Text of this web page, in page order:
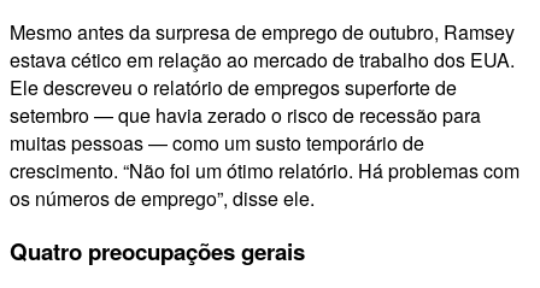
Mesmo antes da surpresa de emprego de outubro, Ramsey
estava cético em relação ao mercado de trabalho dos EUA.
Ele descreveu o relatório de empregos superforte de
setembro — que havia zerado o risco de recessão para
muitas pessoas — como um susto temporário de
crescimento. “Não foi um ótimo relatório. Há problemas com
os números de emprego”, disse ele.
Quatro preocupações gerais